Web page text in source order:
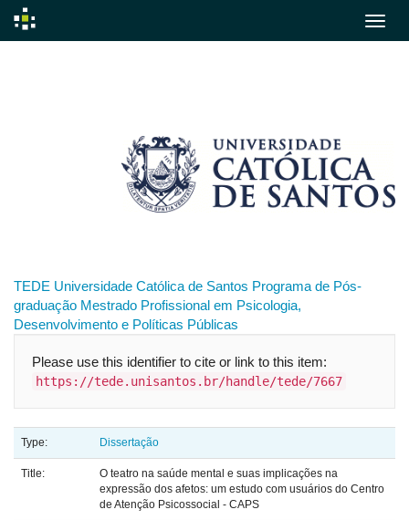
TEDE Universidade Católica de Santos Programa de Pós-
graduação Mestrado Profissional em Psicologia,
Desenvolvimento e Políticas Públicas
Please use this identifier to cite or link to this item:
https://tede.unisantos.br/handle/tede/7667
Type: Dissertação
Title:
O teatro na saúde mental e suas implicações na
expressão dos afetos: um estudo com usuários do Centro
de Atenção Psicossocial - CAPS